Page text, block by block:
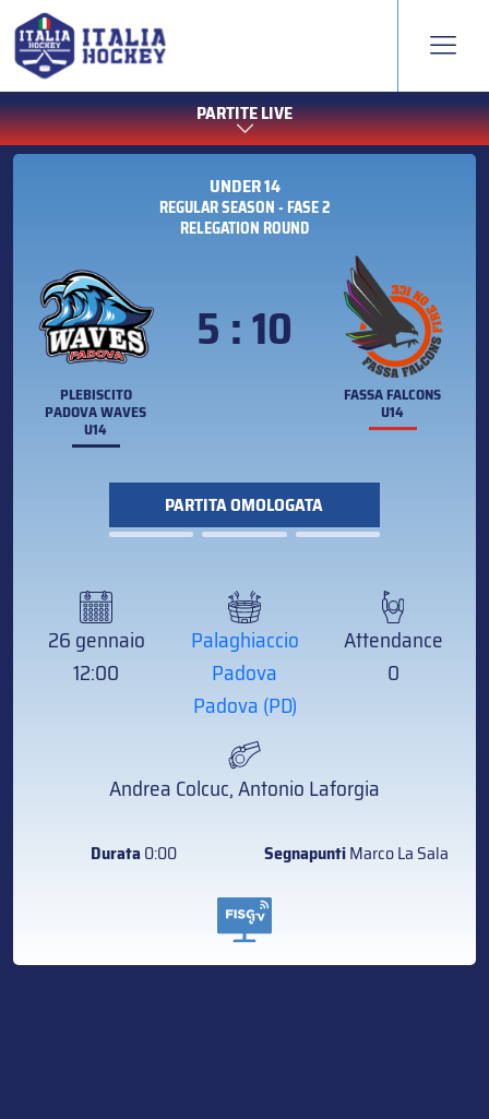
PARTITE LIVE
UNDER 14
REGULAR SEASON - FASE 2
RELEGATION ROUND
PLEBISCITO
PADOVA WAVES
U14
5 : 10
FASSA FALCONS
U14
PARTITA OMOLOGATA
26 gennaio
12:00
Palaghiaccio
Padova
Padova (PD)
Attendance
0
Andrea Colcuc, Antonio Laforgia
Durata0:00 SegnapuntiMarco La Sala